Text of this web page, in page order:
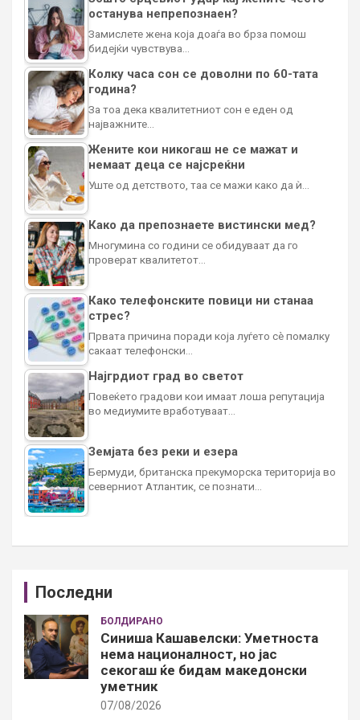
останува непрепознаен?
Замислете жена која доаѓа во брза помош
бидејќи чувствува…
Колку часа сон се доволни по 60-тата
година?
За тоа дека квалитетниот сон е еден од
најважните…
Жените кои никогаш не се мажат и
немаат деца се најсреќни
Уште од детството, таа се мажи како да ѝ…
Како да препознаете вистински мед?
Многумина со години се обидуваат да го
проверат квалитетот…
Како телефонските повици ни станаа
стрес?
Првата причина поради која луѓето сè помалку
сакаат телефонски…
Најгрдиот град во светот
Повеќето градови кои имаат лоша репутација
во медиумите вработуваат…
Земјата без реки и езера
Бермуди, британска прекуморска територија во
северниот Атлантик, се познати…
Последни
БОЛДИРАНО
Синиша Кашавелски: Уметноста
нема националност, но јас
секогаш ќе бидам македонски
уметник
07/08/2026